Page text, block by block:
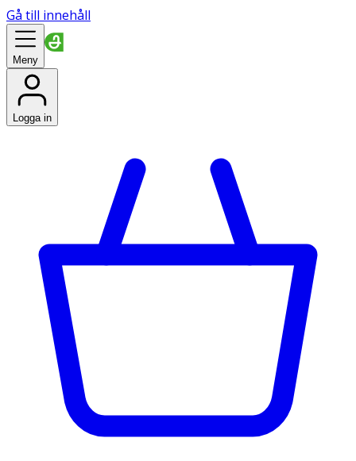
Gå till innehåll
Meny
Logga in